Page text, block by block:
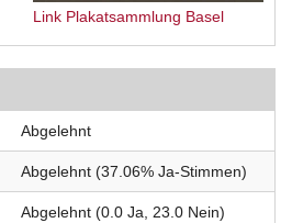
Link Plakatsammlung Basel
Abgelehnt
Abgelehnt (37.06% Ja-Stimmen)
Abgelehnt (0.0 Ja, 23.0 Nein)